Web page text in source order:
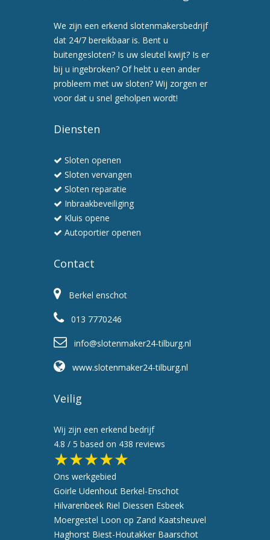
professioneel
We zijn een erkend slotenmakersbedrijf
dat 24/7 bereikbaar is. Bent u
buitengesloten? Is uw sleutel kwijt? Is er
bij u ingebroken? Of hebt u een ander
probleem met uw sloten? Wij zorgen er
voor dat u snel geholpen wordt!
Diensten
Sloten openen
Sloten vervangen
Sloten reparatie
Inbraakbeveiliging
Kluis opene
Autoportier openen
Contact
Berkel enschot
013 7770246
info@slotenmaker24-tilburg.nl
www.slotenmaker24-tilburg.nl
Veilig
Wij zijn een erkend bedrijf
4.8 / 5 based on 438 reviews
★★★★★
Ons werkgebied
Goirle Udenhout Berkel-Enschot
Hilvarenbeek Riel Diessen Esbeek
Moergestel Loon op Zand Kaatsheuvel
Haghorst Biest-Houtakker Baarschot